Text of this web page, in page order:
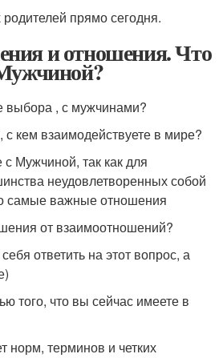
прямо сегодня.
и отношения. Что
выбора , с мужчинами?
кем взаимодействуете в мире?
Мужчиной, так как для
неудовлетворенных собой
самые важные отношения
от взаимоотношений?
ответить на этот вопрос, а
того, что вы сейчас имеете в
норм, терминов и четких